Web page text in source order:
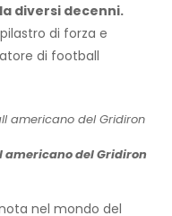
diversi decenni.
di forza e
di football
americano del Gridiron
nel mondo del